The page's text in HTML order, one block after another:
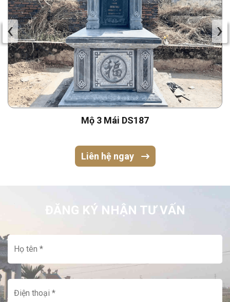
Mộ 3 Mái DS187
Liên hệ ngay
‹ ›
ĐĂNG KÝ NHẬN TƯ VẤN